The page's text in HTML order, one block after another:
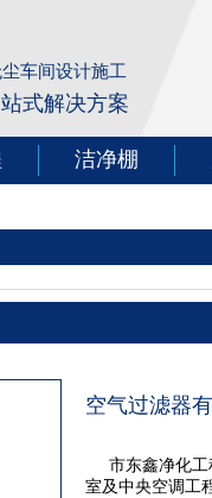
车间设计施工
式解决方案
洁净棚
空气过滤器
市东鑫净化
室及中央空调工